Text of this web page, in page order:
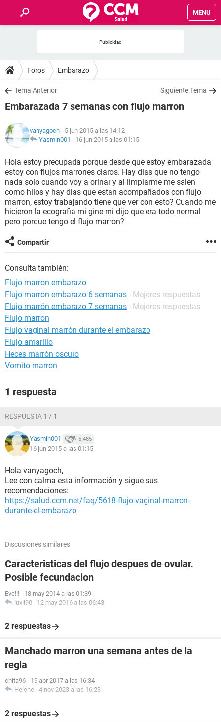
MENU
FOROS
SALUD
NUTRICIÓN
BIENESTAR
SEXUALIDAD
GLOSARIO
Foros Embarazo
Tema Anterior Siguiente Tema
Embarazada 7 semanas con flujo marron
vanyagoch - 5 jun 2015 a las 14:12
Yasmin001 - 16 jun 2015 a las 01:15
Hola estoy precupada porque desde que estoy embarazada
estoy con flujos marrones claros. Hay dias que no tengo
nada solo cuando voy a orinar y al limpiarme me salen
como hilos y hay dias que estan acompañados con flujo
marron, estoy trabajando tiene que ver con esto? Cuando me
hicieron la ecografia mi gine mi dijo que era todo normal
pero porque tengo el flujo marron?
Compartir
Consulta también:
Flujo marron embarazo
Flujo marron embarazo 6 semanas - Mejores respuestas
Flujo marrón embarazo 7 semanas - Mejores respuestas
Flujo marron
Flujo vaginal marrón durante el embarazo
Flujo amarillo
Heces marrón oscuro
Vomito marron
1 respuesta
RESPUESTA 1 / 1
Yasmin001 5.485
16 jun 2015 a las 01:15
Hola vanyagoch,
Lee con calma esta información y sigue sus
recomendaciones:
https://salud.ccm.net/faq/5618-flujo-vaginal-marron-
durante-el-embarazo
Discusiones similares
Caracteristicas del flujo despues de ovular.
Posible fecundacion
Eve!!! - 18 may 2014 a las 01:39
luxli90 - 12 may 2016 a las 06:43
2 respuestas
Manchado marron una semana antes de la
regla
chita96 - 19 abr 2017 a las 16:34
Helene - 4 nov 2023 a las 16:23
2 respuestas